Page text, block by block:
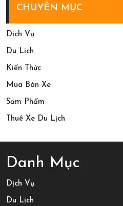
Đêm
Cách
Ninh
Chữ
Đêm
CHUYÊN MỤC
Dịch Vụ
Du Lịch
Kiến Thức
Mua Bán Xe
Sảm Phẩm
Thuê Xe Du Lịch
Danh Mục
Dịch Vụ
Du Lịch